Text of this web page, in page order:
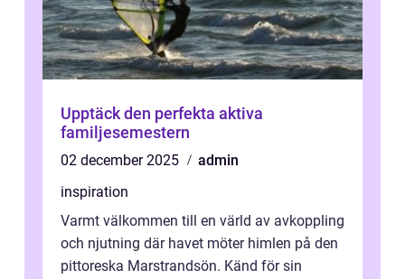
Upptäck den perfekta aktiva
familjesemestern
02 december 2025
admin
inspiration
Varmt välkommen till en värld av avkoppling
och njutning där havet möter himlen på den
pittoreska Marstrandsön. Känd för sin